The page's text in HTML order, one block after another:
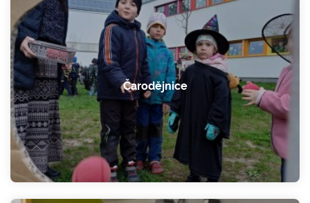
Čarodějnice